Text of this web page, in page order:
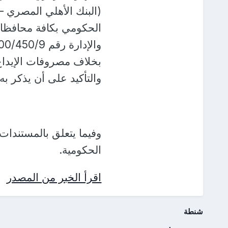
(البنك الأهلي
الحكومي بكافة
بخلاف مصروفات
والتأكيد على أن يذكر
وفيما يتعلق
الحكومية.
اقرأ الخبر من المصدر
شنطة